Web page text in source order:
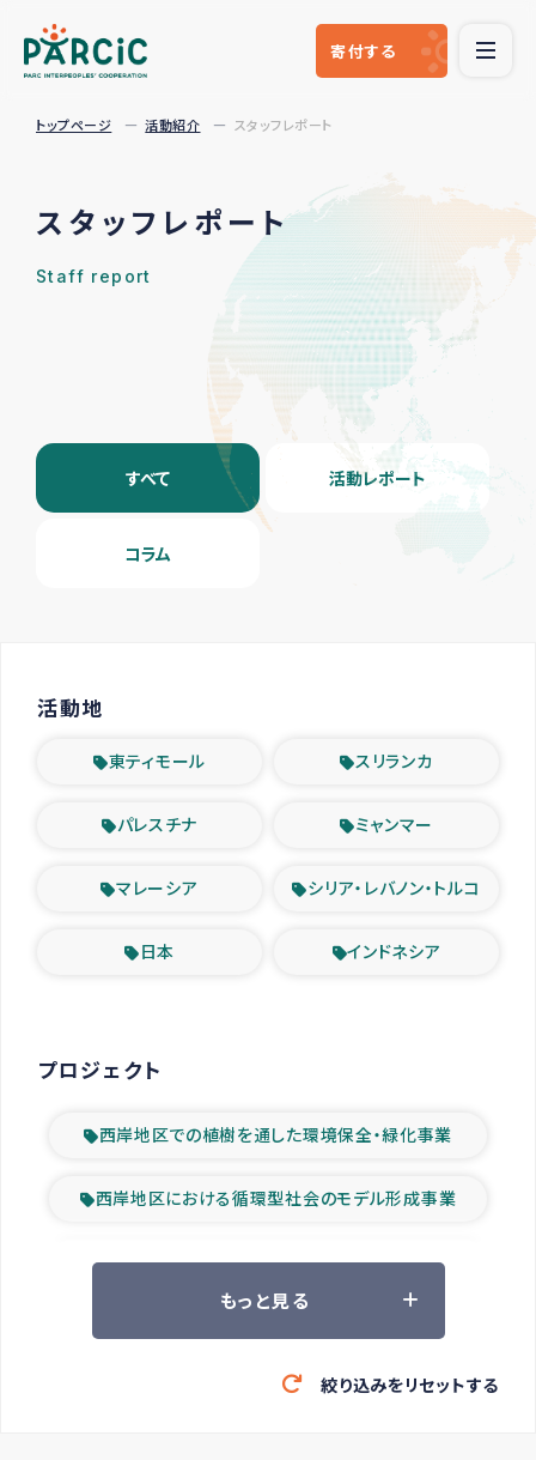
寄付する
トップページ 活動紹介 スタッフレポート
スタッフレポート
Staff report
すべて 活動レポート
コラム
活動地
東ティモール スリランカ
パレスチナ ミャンマー
マレーシア シリア・レバノン・トルコ
日本 インドネシア
プロジェクト
西岸地区での植樹を通した環境保全・緑化事業
西岸地区における循環型社会のモデル形成事業
ツアー参加者の声
緊急救援の時代
もっと見る
絞り込みをリセットする